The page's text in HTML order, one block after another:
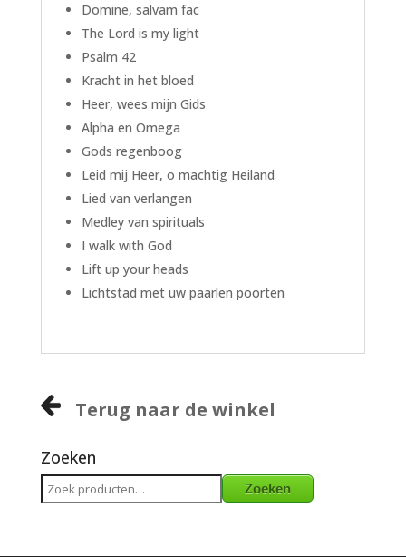
Domine, salvam fac
The Lord is my light
Psalm 42
Kracht in het bloed
Heer, wees mijn Gids
Alpha en Omega
Gods regenboog
Leid mij Heer, o machtig Heiland
Lied van verlangen
Medley van spirituals
I walk with God
Lift up your heads
Lichtstad met uw paarlen poorten
Terug naar de winkel
Zoeken
Zoeken
naar:
Zoeken